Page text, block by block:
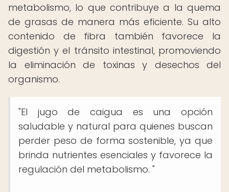
metabolismo, lo que contribuye a la quema
de grasas de manera más eficiente. Su alto
contenido de fibra también favorece la
digestión y el tránsito intestinal, promoviendo
la eliminación de toxinas y desechos del
organismo.
"El jugo de caigua es una opción
saludable y natural para quienes buscan
perder peso de forma sostenible, ya que
brinda nutrientes esenciales y favorece la
regulación del metabolismo. "